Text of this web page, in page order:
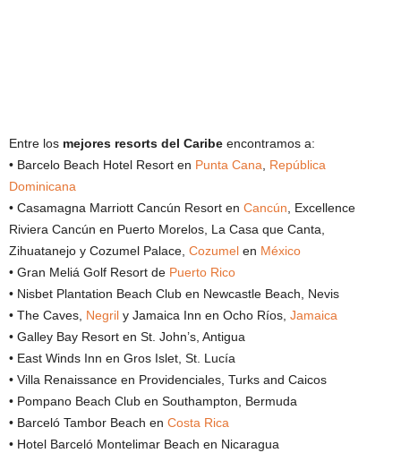
Entre los mejores resorts del Caribe encontramos a:
• Barcelo Beach Hotel Resort en Punta Cana, República
Dominicana
• Casamagna Marriott Cancún Resort en Cancún, Excellence
Riviera Cancún en Puerto Morelos, La Casa que Canta,
Zihuatanejo y Cozumel Palace, Cozumel en México
• Gran Meliá Golf Resort de Puerto Rico
• Nisbet Plantation Beach Club en Newcastle Beach, Nevis
• The Caves, Negril y Jamaica Inn en Ocho Ríos, Jamaica
• Galley Bay Resort en St. John’s, Antigua
• East Winds Inn en Gros Islet, St. Lucía
• Villa Renaissance en Providenciales, Turks and Caicos
• Pompano Beach Club en Southampton, Bermuda
• Barceló Tambor Beach en Costa Rica
• Hotel Barceló Montelimar Beach en Nicaragua